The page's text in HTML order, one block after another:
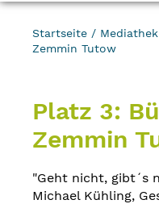
Startseite / Mediathek
Zemmin Tutow
Platz 3:
Zemmin
"Geht nicht, gibt´s
Michael Kühling,